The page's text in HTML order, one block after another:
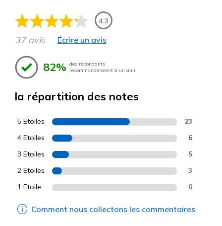
4.3
37 avis Écrire un avis
82% des répondants
recommanderaient à un ami
la répartition des notes
5 Etoiles 23
4 Etoiles 6
3 Etoiles 5
2 Etoiles 3
1 Etoile 0
Comment nous collectons les commentaires